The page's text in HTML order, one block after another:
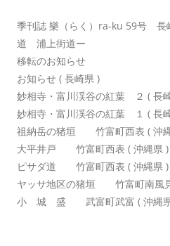
季刊誌 樂（らく）ra-ku 59号
道 浦上街道ー
移転のお知らせ
お知らせ ( 長崎県 )
妙相寺・富川渓谷の紅葉 ２ ( 長
妙相寺・富川渓谷の紅葉 １ ( 長
祖納岳の猪垣 竹富町西表 ( 沖
大平井戸 竹富町西表 ( 沖縄県 )
ピサダ道 竹富町西表 ( 沖縄県 )
ヤッサ地区の猪垣 竹富町南風
小 城 盛 武富町武富 ( 沖縄